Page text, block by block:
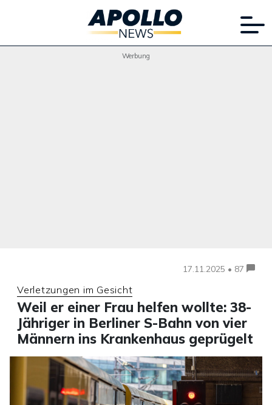
Werbung
17.11.2025 • 87
Verletzungen im Gesicht
Weil er einer Frau helfen wollte: 38-
Jähriger in Berliner S-Bahn von vier
Männern ins Krankenhaus geprügelt